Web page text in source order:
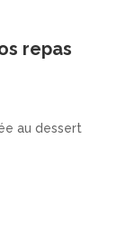
repas
au dessert